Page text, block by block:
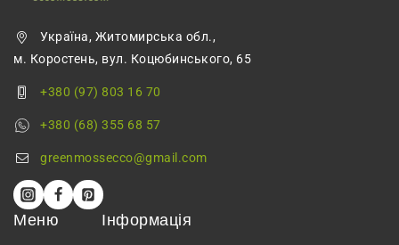
Україна, Житомирська обл.,
м. Коростень, вул. Коцюбинського, 65
+380 (97) 803 16 70
+380 (68) 355 68 57
greenmossecco@gmail.com
Меню Інформація